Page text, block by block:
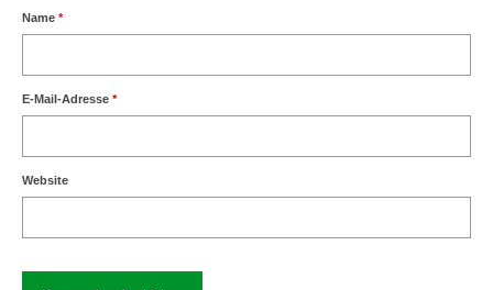
Name *
E-Mail-Adresse *
Website